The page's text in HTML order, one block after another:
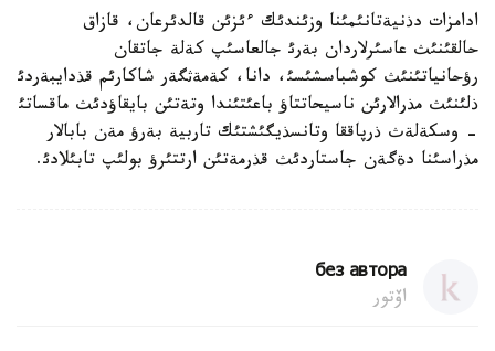
ادامزات دذنيةتانئمئنا وزئندئك ءئزئن قالدئرعان، قازاق
حالقئنئث عاسئرلاردان بةرئ جالعاسئپ كةلة جاتقان
رؤحانياتئنئث كوشباسشئسئ، دانا، كةمةثگةر شاكارئم قذدايبةردئ
ذلئنئث مذرالارئن ناسيحاتتاؤ باعئتئندا وتةتئن بايقاؤدئث ماقساتئ
- وسكةلةث ذرپاققا وتانسذيگئشتئك تاربية بةرؤ مةن بابالار
مذراسئنا دةگةن جاستاردئث قذرمةتئن ارتتئرؤ بولئپ تابئلادئ.
без автора
اۆتور